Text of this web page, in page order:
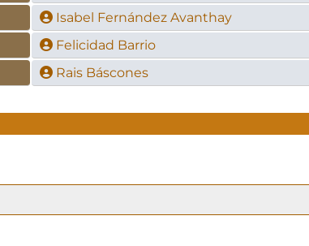
Isabel Fernández Avanthay
Felicidad Barrio
Rais Báscones